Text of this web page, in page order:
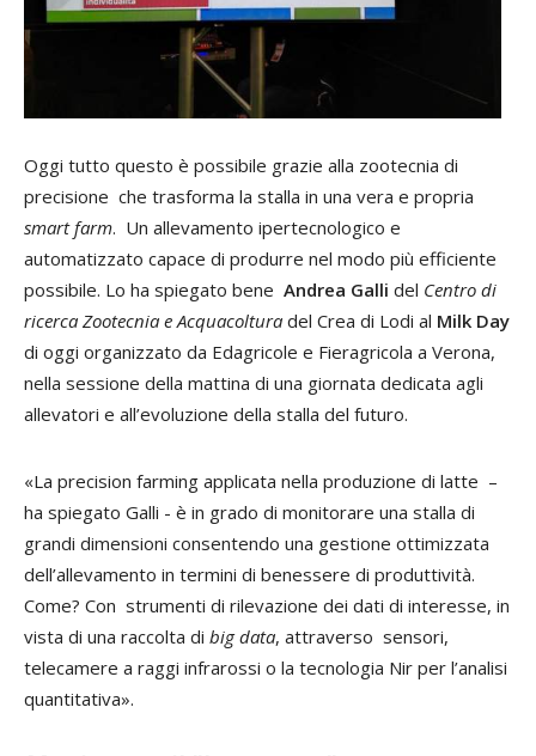
Oggi tutto questo è possibile grazie alla zootecnia di
precisione che trasforma la stalla in una vera e propria
smart farm. Un allevamento ipertecnologico e
automatizzato capace di produrre nel modo più efficiente
possibile. Lo ha spiegato bene Andrea Galli del Centro di
ricerca Zootecnia e Acquacoltura del Crea di Lodi al Milk Day
di oggi organizzato da Edagricole e Fieragricola a Verona,
nella sessione della mattina di una giornata dedicata agli
allevatori e all’evoluzione della stalla del futuro.
«La precision farming applicata nella produzione di latte –
ha spiegato Galli - è in grado di monitorare una stalla di
grandi dimensioni consentendo una gestione ottimizzata
dell’allevamento in termini di benessere di produttività.
Come? Con strumenti di rilevazione dei dati di interesse, in
vista di una raccolta di big data, attraverso sensori,
telecamere a raggi infrarossi o la tecnologia Nir per l’analisi
quantitativa».